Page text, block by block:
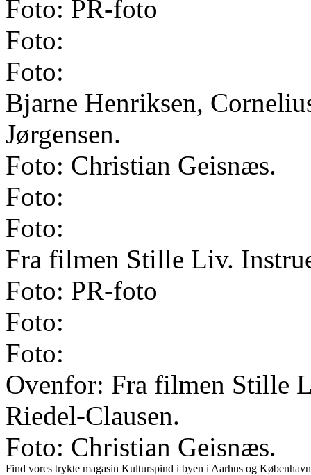
Foto: PR-foto
Foto:
Foto:
Bjarne Henriksen,
Jørgensen.
Foto: Christian Geisnæs.
Foto:
Foto:
Fra filmen Stille Liv.
Foto: PR-foto
Foto:
Foto:
Ovenfor: Fra filmen Stille
Riedel-Clausen.
Foto: Christian Geisnæs.
Find vores trykte magasin Kulturspind i byen i Aarhus og København